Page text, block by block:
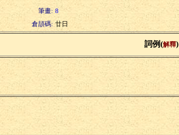
筆畫: 8
倉頡碼: 廿日
詞例(解釋